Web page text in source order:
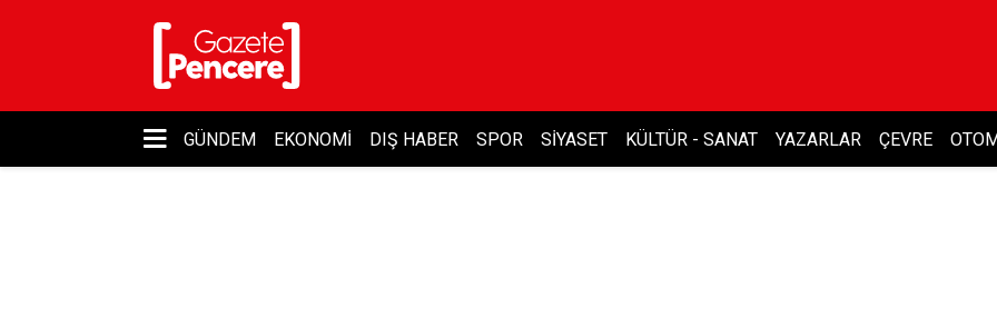
GÜNDEM EKONOMI DIŞ HABER SPOR SIYASET KÜLTÜR - SANAT YAZARLAR ÇEVRE